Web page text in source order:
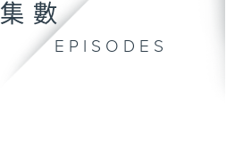
集數
EPISODES